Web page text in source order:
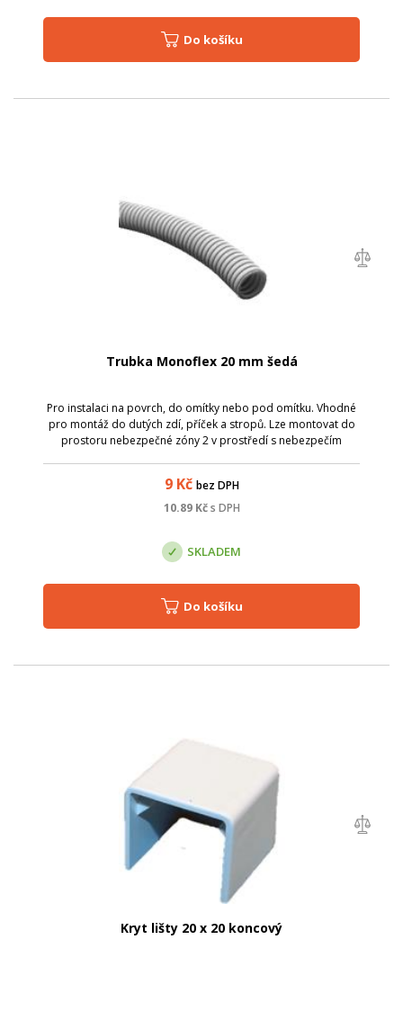
Do košíku
Trubka Monoflex 20 mm šedá
Pro instalaci na povrch, do omítky nebo pod omítku. Vhodné
pro montáž do dutých zdí, příček a stropů. Lze montovat do
prostoru nebezpečné zóny 2 v prostředí s nebezpečím
9Kč bez DPH
10.89Kč s DPH
SKLADEM
Do košíku
Kryt lišty 20 x 20 koncový